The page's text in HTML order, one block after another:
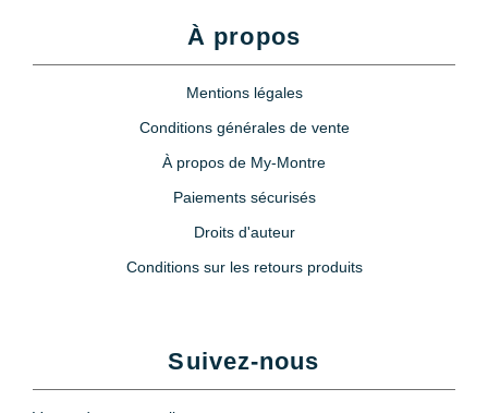
À propos
Mentions légales
Conditions générales de vente
À propos de My-Montre
Paiements sécurisés
Droits d'auteur
Conditions sur les retours produits
Suivez-nous